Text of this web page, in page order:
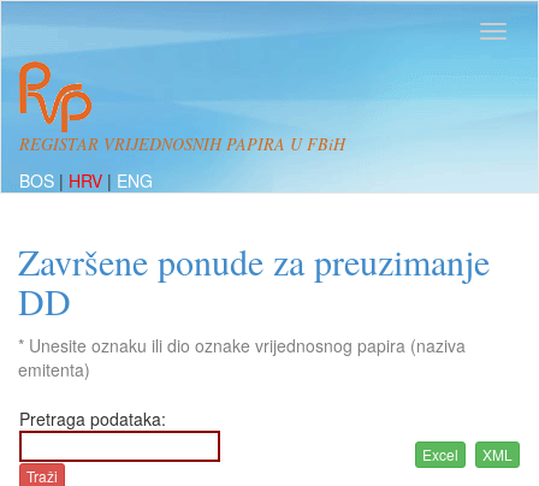
REGISTAR VRIJEDNOSNIH PAPIRA U FBiH
BOS | HRV | ENG
Završene ponude za preuzimanje
DD
* Unesite oznaku ili dio oznake vrijednosnog papira (naziva
emitenta)
Pretraga podataka: